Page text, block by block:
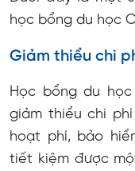
Tiimedu - Trung
học bổng du học
Giảm thiểu chi
Học bổng du
giảm thiểu chi
hoạt phí, bảo
tiết kiệm được